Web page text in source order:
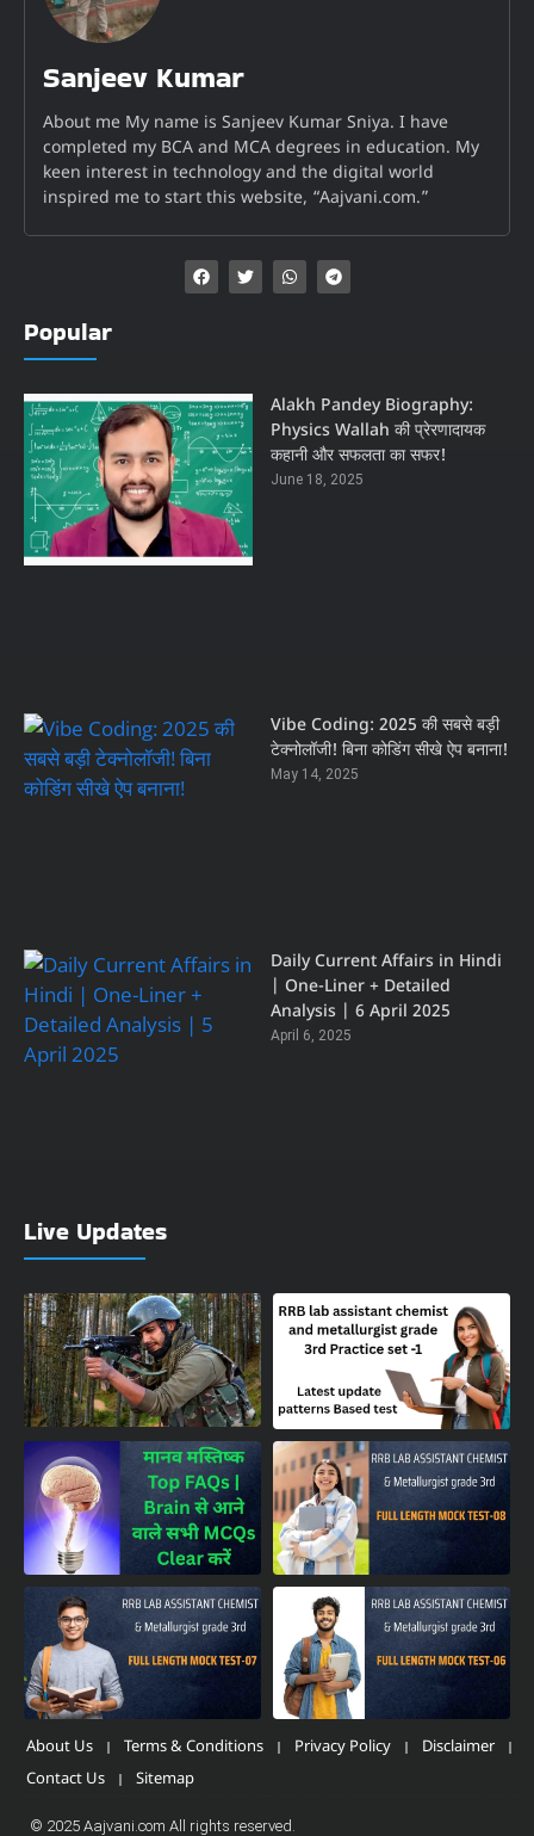
Sanjeev Kumar
About me My name is Sanjeev Kumar Sniya. I have
completed my BCA and MCA degrees in education. My
keen interest in technology and the digital world
inspired me to start this website, “Aajvani.com.”
Popular
Alakh Pandey Biography:
Physics Wallah की प्रेरणादायक
कहानी और सफलता का सफर!
June 18, 2025
Vibe Coding: 2025 की सबसे बड़ी
टेक्नोलॉजी! बिना कोडिंग सीखे ऐप बनाना!
May 14, 2025
Daily Current Affairs in Hindi
| One-Liner + Detailed
Analysis | 6 April 2025
April 6, 2025
Live Updates
About Us Terms & Conditions Privacy Policy
Disclaimer
Contact Us
Sitemap
© 2025 Aajvani.com All rights reserved.